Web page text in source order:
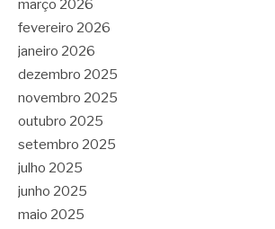
março 2026
fevereiro 2026
janeiro 2026
dezembro 2025
novembro 2025
outubro 2025
setembro 2025
julho 2025
junho 2025
maio 2025